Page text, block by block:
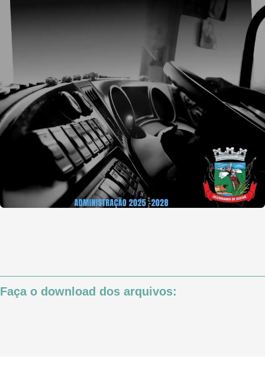
Faça o download dos arquivos: